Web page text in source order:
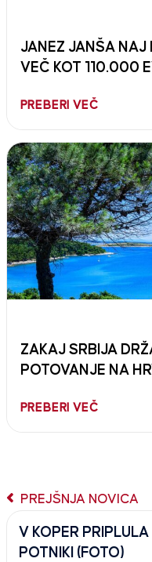
JANEZ JANŠA NAJ
VEČ KOT 110.000
PREBERI VEČ
ZAKAJ SRBIJA
POTOVANJE NA
PREBERI VEČ
PREJŠNJA NOVICA
V KOPER
POTNIKI (FOTO)